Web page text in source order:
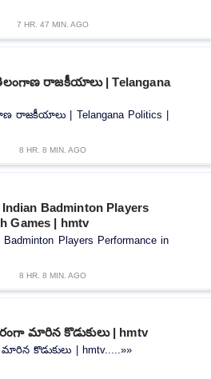
7 HR. 47 MIN. AGO
తెలంగాణ రాజకీయాలు | Telangana
రాజకీయాలు | Telangana Politics |
8 HR. 8 MIN. AGO
Badminton Players
Games | hmtv
Players Performance in
8 HR. 8 MIN. AGO
మారిన కొడుకులు | hmtv
కొడుకులు | hmtv.....»»